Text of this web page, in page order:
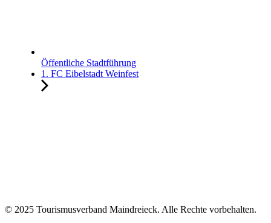
Öffentliche Stadtführung
1. FC Eibelstadt Weinfest
© 2025 Tourismusverband Maindreieck. Alle Rechte vorbehalten.